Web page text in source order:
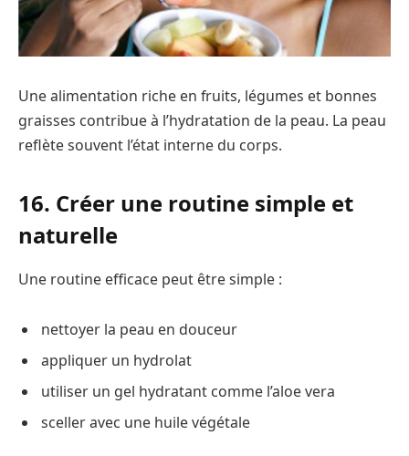
Une alimentation riche en fruits, légumes et bonnes
graisses contribue à l’hydratation de la peau. La peau
reflète souvent l’état interne du corps.
16. Créer une routine simple et
naturelle
Une routine efficace peut être simple :
nettoyer la peau en douceur
appliquer un hydrolat
utiliser un gel hydratant comme l’aloe vera
sceller avec une huile végétale